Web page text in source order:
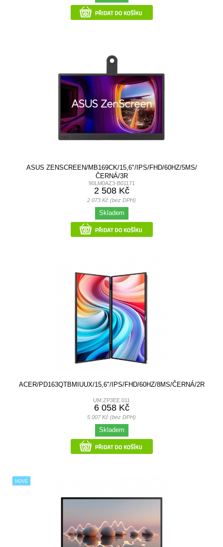
ASUS ZENSCREEN/MB169CK/15,6"/IPS/FHD/60HZ/5MS/
ČERNÁ/3R
90LM0AZ3-B01171
2 508 Kč
2 073 Kč (bez DPH)
Skladem
ACER/PD163QTBMIUUX/15,6"/IPS/FHD/60HZ/8MS/ČERNÁ/2R
UM.ZP3EE.011
6 058 Kč
5 007 Kč (bez DPH)
Skladem
NOVÉ